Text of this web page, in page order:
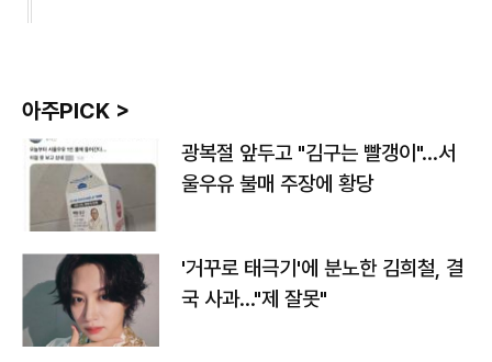
아주PICK >
광복절 앞두고 "김구는 빨갱이"…서
울우유 불매 주장에 황당
'거꾸로 태극기'에 분노한 김희철, 결
국 사과…"제 잘못"